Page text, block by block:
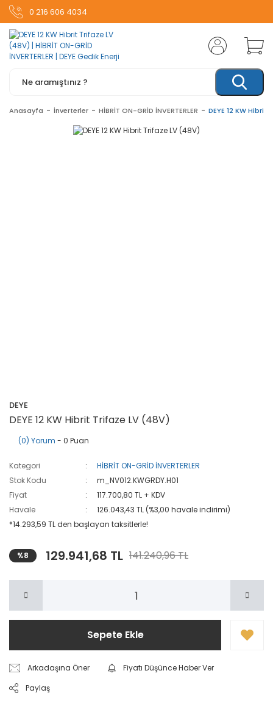
0 216 606 4034
Anasayfa İnverterler HİBRİT ON-GRİD İNVERTERLER DEYE 12 KW
DEYE
DEYE 12 KW Hibrit Trifaze LV (48V)
(0) Yorum - 0 Puan
Kategori
HİBRİT ON-GRİD İNVERTERLER
Stok Kodu
m_NV012.KWGRDY.H01
Fiyat
117.700,80 TL + KDV
Havale
126.043,43 TL (%3,00 havale indirimi)
*14.293,59 TL den başlayan taksitlerle!
%8 129.941,68 TL 141.240,96 TL
Sepete Ekle
Arkadaşına Öner
Fiyatı Düşünce Haber Ver
Paylaş